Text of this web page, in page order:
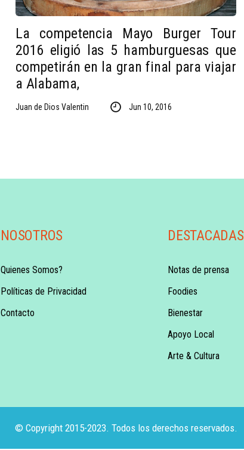
La competencia Mayo Burger Tour
2016 eligió las 5 hamburguesas que
competirán en la gran final para viajar
a Alabama,
Juan de Dios Valentin Jun 10, 2016
NOSOTROS
Quienes Somos?
Políticas de Privacidad
Contacto
DESTACADAS
Notas de prensa
Foodies
Bienestar
Apoyo Local
Arte & Cultura
© Copyright 2015-2023. Todos los derechos reservados.